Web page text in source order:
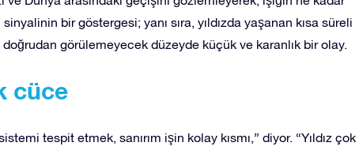
bir göstergesi; yanı sıra, yıldızda yaşanan kısa süreli
görülemeyecek düzeyde küçük ve karanlık bir olay.
cüce
tespit etmek, sanırım işin kolay kısmı,” diyor. “Yıldız çok